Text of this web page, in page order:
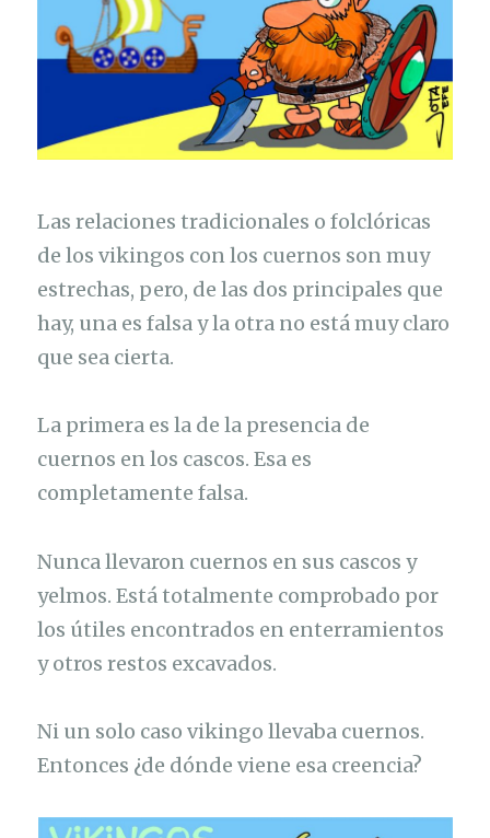
Las relaciones tradicionales o folclóricas
de los vikingos con los cuernos son muy
estrechas, pero, de las dos principales que
hay, una es falsa y la otra no está muy claro
que sea cierta.
La primera es la de la presencia de
cuernos en los cascos. Esa es
completamente falsa.
Nunca llevaron cuernos en sus cascos y
yelmos. Está totalmente comprobado por
los útiles encontrados en enterramientos
y otros restos excavados.
Ni un solo caso vikingo llevaba cuernos.
Entonces ¿de dónde viene esa creencia?